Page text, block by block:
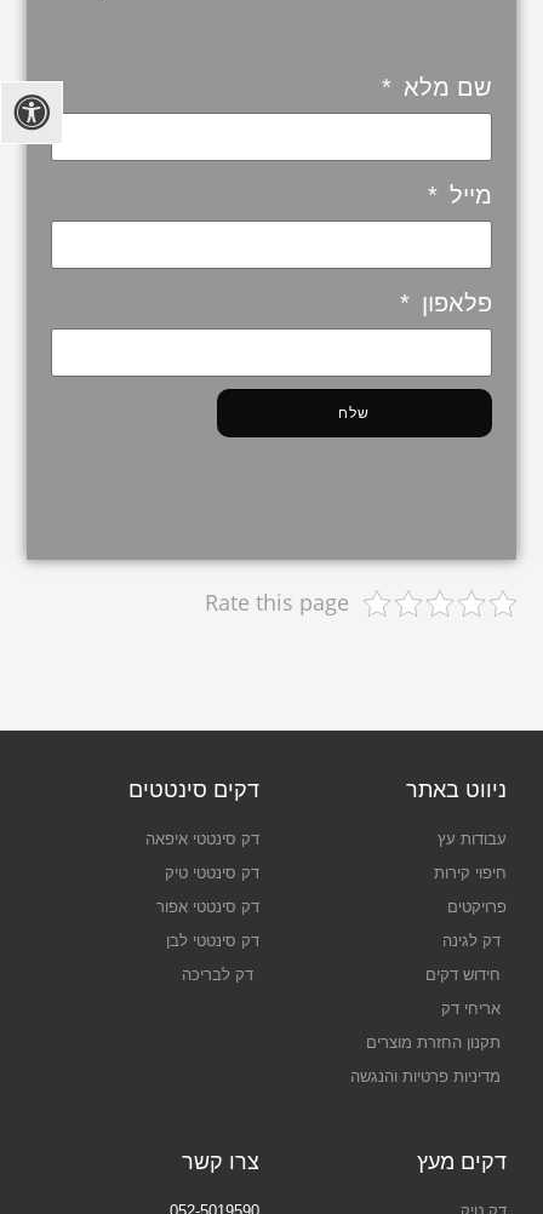
שם מלא
מייל
פלאפון
שלח
Rate this page
ניווט באתר
עבודות עץ
חיפוי קירות
פרויקטים
דק לגינה
חידוש דקים
אריחי דק
תקנון החזרת מוצרים
מדיניות פרטיות והנגשה
דקים סינטטים
דק סינטטי איפאה
דק סינטטי טיק
דק סינטטי אפור
דק סינטטי לבן
דק לבריכה
דקים מעץ צרו קשר